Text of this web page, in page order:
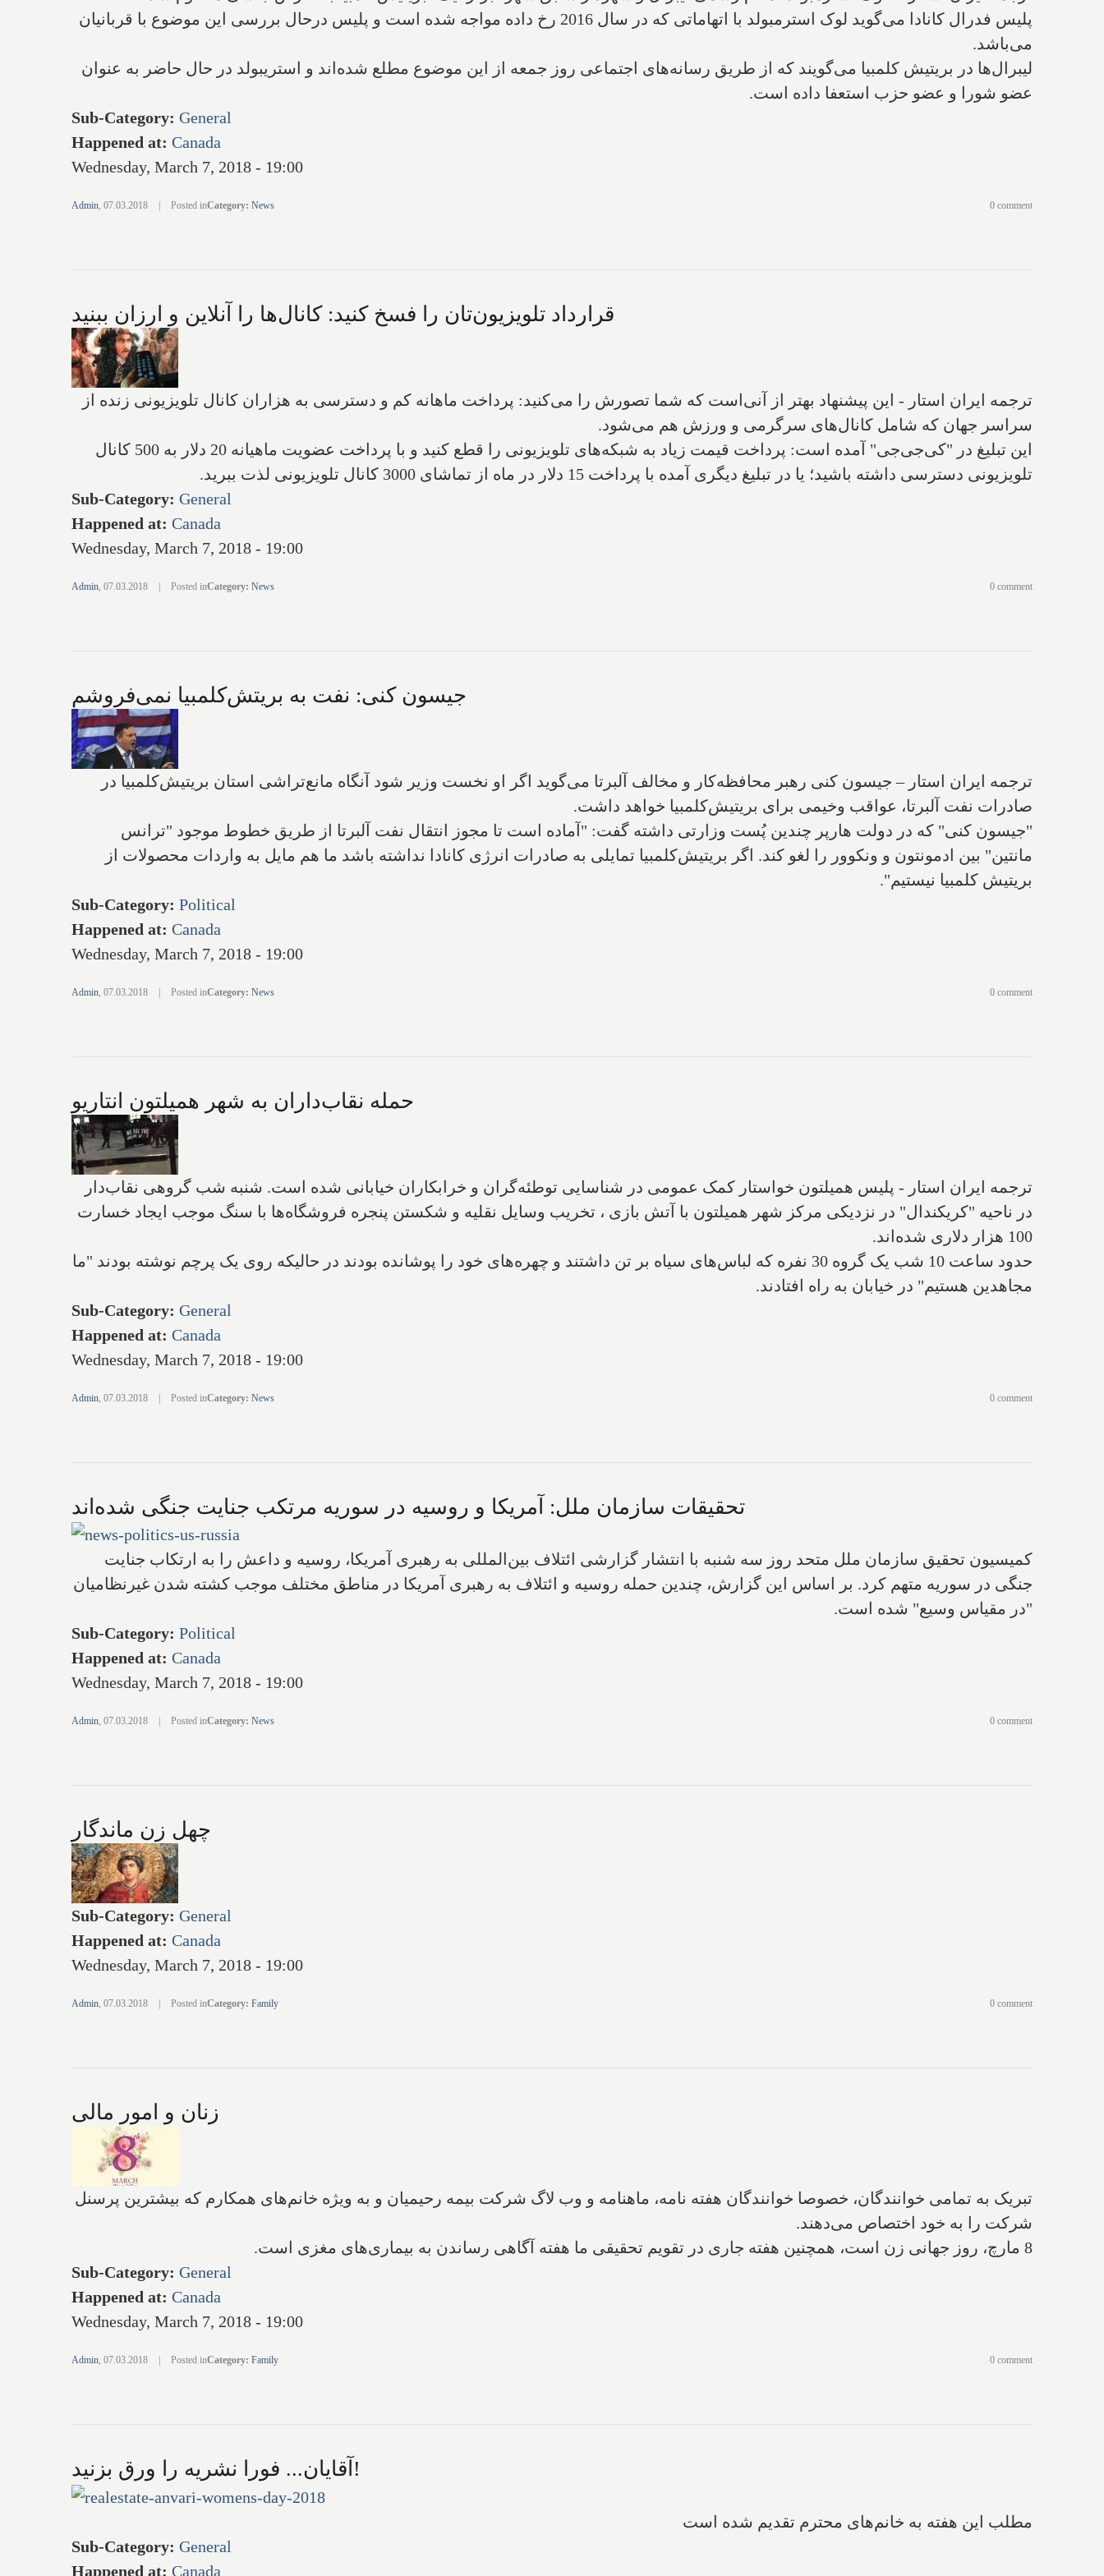
پلیس فدرال کانادا می‌گوید لوک استرمبولد با اتهاماتی که در سال 2016 رخ داده مواجه شده است و پلیس درحال بررسی این موضوع با قربانیان
می‌باشد.
لیبرال‌ها در بریتیش کلمبیا می‌گویند که از طریق رسانه‌های اجتماعی روز جمعه از این موضوع مطلع شده‌اند و استریبولد در حال حاضر به عنوان
عضو شورا و عضو حزب استعفا داده است.
Sub-Category: General
Happened at: Canada
Wednesday, March 7, 2018 - 19:00
Admin, 07.03.2018 Posted inCategory: News 0 comment
قرارداد تلویزیون‌تان را فسخ کنید: کانال‌ها را آنلاین و ارزان ببنید
ترجمه ایران استار - این پیشنهاد بهتر از آنی‌است که شما تصورش را می‌کنید: پرداخت ماهانه کم و دسترسی به هزاران کانال تلویزیونی زنده از
سراسر جهان که شامل کانال‌های سرگرمی و ورزش هم می‌شود.
این تبلیغ در "کی‌جی‌جی" آمده است: پرداخت قیمت زیاد به شبکه‌های تلویزیونی را قطع کنید و با پرداخت عضویت ماهیانه 20 دلار به 500 کانال
تلویزیونی دسترسی داشته باشید؛ یا در تبلیغ دیگری آمده با پرداخت 15 دلار در ماه از تماشای 3000 کانال تلویزیونی لذت ببرید.
Sub-Category: General
Happened at: Canada
Wednesday, March 7, 2018 - 19:00
Admin, 07.03.2018 Posted inCategory: News 0 comment
جیسون کنی: نفت به بریتش‌کلمبیا نمی‌فروشم
ترجمه ایران استار – جیسون کنی رهبر محافظه‌کار و مخالف آلبرتا می‌گوید اگر او نخست وزیر شود آنگاه مانع‌تراشی استان بریتیش‌کلمبیا در
صادرات نفت آلبرتا، عواقب وخیمی برای بریتیش‌کلمبیا خواهد داشت.
"جیسون کنی" که در دولت هارپر چندین پُست وزارتی داشته گفت: "آماده است تا مجوز انتقال نفت آلبرتا از طریق خطوط موجود "ترانس
مانتین" بین‌ ادمونتون‌ و ‌ونکوور‌ را لغو کند. اگر بریتیش‌کلمبیا تمایلی به صادرات انرژی کانادا نداشته باشد ما هم مایل به واردات محصولات از
بریتیش کلمبیا نیستیم".
Sub-Category: Political
Happened at: Canada
Wednesday, March 7, 2018 - 19:00
Admin, 07.03.2018 Posted inCategory: News 0 comment
حمله نقاب‌داران به شهر همیلتون انتاریو
ترجمه ایران استار - پلیس همیلتون خواستار کمک عمومی در شناسایی توطئه‌گران و‌ خرابکاران‌ خیابانی شده است. شنبه شب گروهی نقاب‌دار
در ناحیه "کریکندال" در نزدیکی مرکز شهر همیلتون با آتش بازی ، تخریب وسایل نقلیه‌ و شکستن پنجره فروشگاه‌ها با سنگ موجب ایجاد خسارت
100 هزار دلاری شده‌اند.
حدود ساعت 10 شب یک گروه 30 نفره که لباس‌های سیاه بر تن داشتند و چهره‌های خود را پوشانده بودند در حالیکه روی یک پرچم نوشته بودند "ما
مجاهدین هستیم" در خیابان‌ به راه افتادند.
Sub-Category: General
Happened at: Canada
Wednesday, March 7, 2018 - 19:00
Admin, 07.03.2018 Posted inCategory: News 0 comment
تحقیقات سازمان ملل: آمریکا و روسیه در سوریه مرتکب جنایت جنگی شده‌اند
کمیسیون تحقیق سازمان ملل متحد روز سه شنبه با انتشار گزارشی ائتلاف بین‌المللی به رهبری آمریکا، روسیه و داعش را به ارتکاب جنایت
جنگی در سوریه متهم کرد. بر اساس این گزارش، چندین حمله روسیه و ائتلاف به رهبری آمریکا در مناطق مختلف موجب کشته شدن غیرنظامیان
"در مقیاس وسیع" شده‌ است.
Sub-Category: Political
Happened at: Canada
Wednesday, March 7, 2018 - 19:00
Admin, 07.03.2018 Posted inCategory: News 0 comment
چهل زن ماندگار
Sub-Category: General
Happened at: Canada
Wednesday, March 7, 2018 - 19:00
Admin, 07.03.2018 Posted inCategory: Family 0 comment
زنان و امور مالی
تبریک به تمامی‌ خوانندگان‌، خصوصا خوانندگان هفته نامه، ماهنامه و وب لاگ شرکت بیمه رحیمیان‌ و به ویژه خانم‌های همکارم که بیشترین پرسنل
شرکت را به خود اختصاص می‌دهند.
8 مارچ، روز جهانی زن است، همچنین هفته جاری در تقویم تحقیقی ما هفته آگاهی رساندن به بیماری‌های مغزی است.
Sub-Category: General
Happened at: Canada
Wednesday, March 7, 2018 - 19:00
Admin, 07.03.2018 Posted inCategory: Family 0 comment
آقایان... فورا نشریه را ورق بزنید!
مطلب این هفته به خانم‌های محترم تقدیم شده است
Sub-Category: General
Happened at: Canada